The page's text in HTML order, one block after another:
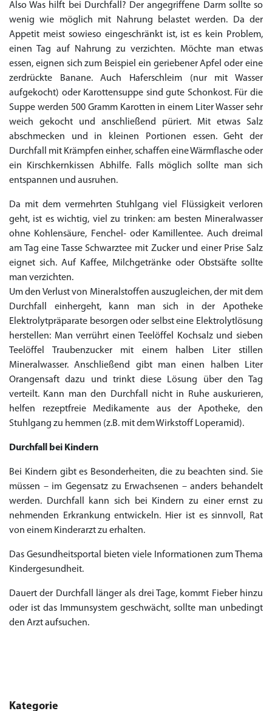
Also Was hilft bei Durchfall? Der angegriffene Darm sollte so
wenig wie möglich mit Nahrung belastet werden. Da der
Appetit meist sowieso eingeschränkt ist, ist es kein Problem,
einen Tag auf Nahrung zu verzichten. Möchte man etwas
essen, eignen sich zum Beispiel ein geriebener Apfel oder eine
zerdrückte Banane. Auch Haferschleim (nur mit Wasser
aufgekocht) oder Karottensuppe sind gute Schonkost. Für die
Suppe werden 500 Gramm Karotten in einem Liter Wasser sehr
weich gekocht und anschließend püriert. Mit etwas Salz
abschmecken und in kleinen Portionen essen. Geht der
Durchfall mit Krämpfen einher, schaffen eine Wärmflasche oder
ein Kirschkernkissen Abhilfe. Falls möglich sollte man sich
entspannen und ausruhen.
Da mit dem vermehrten Stuhlgang viel Flüssigkeit verloren
geht, ist es wichtig, viel zu trinken: am besten Mineralwasser
ohne Kohlensäure, Fenchel- oder Kamillentee. Auch dreimal
am Tag eine Tasse Schwarztee mit Zucker und einer Prise Salz
eignet sich. Auf Kaffee, Milchgetränke oder Obstsäfte sollte
man verzichten.
Um den Verlust von Mineralstoffen auszugleichen, der mit dem
Durchfall einhergeht, kann man sich in der Apotheke
Elektrolytpräparate besorgen oder selbst eine Elektrolytlösung
herstellen: Man verrührt einen Teelöffel Kochsalz und sieben
Teelöffel Traubenzucker mit einem halben Liter stillen
Mineralwasser. Anschließend gibt man einen halben Liter
Orangensaft dazu und trinkt diese Lösung über den Tag
verteilt. Kann man den Durchfall nicht in Ruhe auskurieren,
helfen rezeptfreie Medikamente aus der Apotheke, den
Stuhlgang zu hemmen (z.B. mit dem Wirkstoff Loperamid).
Durchfall bei Kindern
Bei Kindern gibt es Besonderheiten, die zu beachten sind. Sie
müssen – im Gegensatz zu Erwachsenen – anders behandelt
werden. Durchfall kann sich bei Kindern zu einer ernst zu
nehmenden Erkrankung entwickeln. Hier ist es sinnvoll, Rat
von einem Kinderarzt zu erhalten.
Das Gesundheitsportal bieten viele Informationen zum Thema
Kindergesundheit.
Dauert der Durchfall länger als drei Tage, kommt Fieber hinzu
oder ist das Immunsystem geschwächt, sollte man unbedingt
den Arzt aufsuchen.
Kategorie